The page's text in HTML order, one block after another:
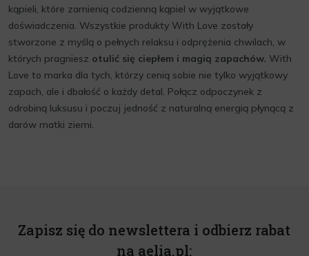
kąpieli, które zamienią codzienną kąpiel w wyjątkowe
doświadczenia. Wszystkie produkty With Love zostały
stworzone z myślą o pełnych relaksu i odprężenia chwilach, w
których pragniesz otulić się ciepłem i magią zapachów. With
Love to marka dla tych, którzy cenią sobie nie tylko wyjątkowy
zapach, ale i dbałość o każdy detal. Połącz odpoczynek z
odrobiną luksusu i poczuj jedność z naturalną energią płynącą z
darów matki ziemi.
Zapisz się do newslettera i odbierz rabat
na aelia.pl: